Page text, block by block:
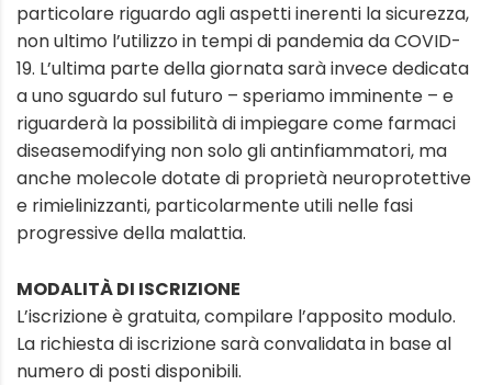
particolare riguardo agli aspetti inerenti la sicurezza,
non ultimo l’utilizzo in tempi di pandemia da COVID-
19. L’ultima parte della giornata sarà invece dedicata
a uno sguardo sul futuro – speriamo imminente – e
riguarderà la possibilità di impiegare come farmaci
diseasemodifying non solo gli antinfiammatori, ma
anche molecole dotate di proprietà neuroprotettive
e rimielinizzanti, particolarmente utili nelle fasi
progressive della malattia.
MODALITÀ DI ISCRIZIONE
L’iscrizione è gratuita, compilare l’apposito modulo.
La richiesta di iscrizione sarà convalidata in base al
numero di posti disponibili.